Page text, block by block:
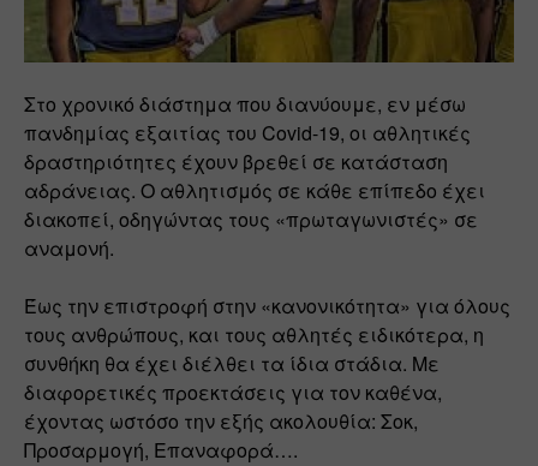
Στο χρονικό διάστημα που διανύουμε, εν μέσω
πανδημίας εξαιτίας του Covid-19, οι αθλητικές
δραστηριότητες έχουν βρεθεί σε κατάσταση
αδράνειας. Ο αθλητισμός σε κάθε επίπεδο έχει
διακοπεί, οδηγώντας τους «πρωταγωνιστές» σε
αναμονή.
Έως την επιστροφή στην «κανονικότητα» για όλους
τους ανθρώπους, και τους αθλητές ειδικότερα, η
συνθήκη θα έχει διέλθει τα ίδια στάδια. Με
διαφορετικές προεκτάσεις για τον καθένα,
έχοντας ωστόσο την εξής ακολουθία: Σοκ,
Προσαρμογή, Επαναφορά….